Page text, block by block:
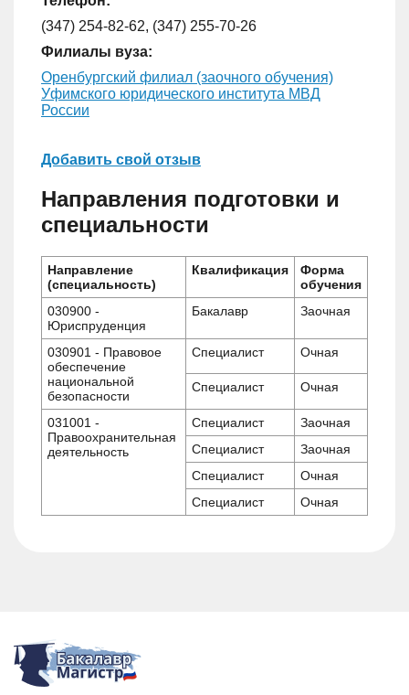
(347) 254-82-62, (347) 255-70-26
Филиалы вуза:
Оренбургский филиал (заочного обучения)
Уфимского юридического института МВД
России
Добавить свой отзыв
Направления подготовки и
специальности
Направление
(специальность)
Квалификация
Форма
обучения
030900 -
Юриспруденция
Бакалавр Заочная
030901 - Правовое
обеспечение
национальной
безопасности
Специалист Очная
Специалист Очная
031001 -
Правоохранительная
деятельность
Специалист
Заочная
Специалист
Заочная
Специалист
Очная
Специалист
Очная